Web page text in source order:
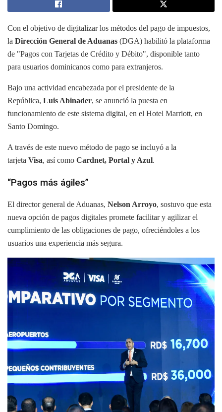
Con el objetivo de digitalizar los métodos del pago de impuestos,
la Dirección General de Aduanas (DGA) habilitó la plataforma
de "Pagos con Tarjetas de Crédito y Débito", disponible tanto
para usuarios dominicanos como para extranjeros.
Bajo una actividad encabezada por el presidente de la
República, Luis Abinader, se anunció la puesta en
funcionamiento de este sistema digital, en el Hotel Marriott, en
Santo Domingo.
A través de este nuevo método de pago se incluyó a la
tarjeta Visa, así como Cardnet, Portal y Azul.
“Pagos más ágiles”
El director general de Aduanas, Nelson Arroyo, sostuvo que esta
nueva opción de pagos digitales promete facilitar y agilizar el
cumplimiento de las obligaciones de pago, ofreciéndoles a los
usuarios una experiencia más segura.